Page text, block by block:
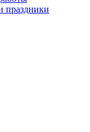
праздники